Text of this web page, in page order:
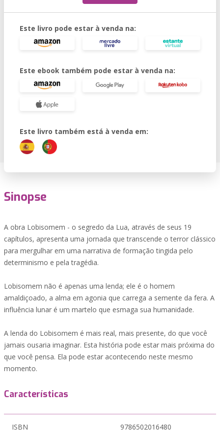
Este livro pode estar à venda na:
Este ebook também pode estar à venda na:
Este livro também está à venda em:
Sinopse
A obra Lobisomem - o segredo da Lua, através de seus 19
capítulos, apresenta uma jornada que transcende o terror clássico
para mergulhar em uma narrativa de formação tingida pelo
determinismo e pela tragédia.
Lobisomem não é apenas uma lenda; ele é o homem
amaldiçoado, a alma em agonia que carrega a semente da fera. A
influência lunar é um martelo que esmaga sua humanidade.
A lenda do Lobisomem é mais real, mais presente, do que você
jamais ousaria imaginar. Esta história pode estar mais próxima do
que você pensa. Ela pode estar acontecendo neste mesmo
momento.
Características
ISBN 9786502016480